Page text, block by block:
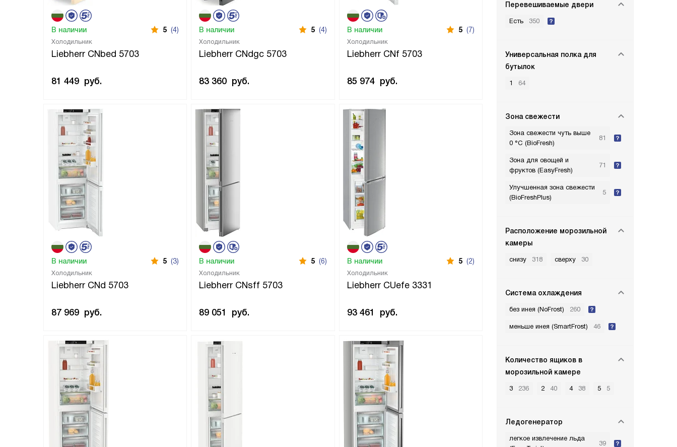
Перевешиваемые двери
Есть 350
Универсальная полка для
бутылок
1 64
Зона свежести
Зона свежести чуть выше
0 °С (BioFresh)
81
Зона для овощей и
фруктов (EasyFresh)
71
Улучшенная зона свежести
(BioFreshPlus)
5
Расположение морозильной
камеры
снизу 318 сверху 30
Система охлаждения
без инея (NoFrost) 260
меньше инея (SmartFrost) 46
Количество ящиков в
морозильной камере
3 236 2 40 4 38 5 5
Ледогенератор
легкое извлечение льда
39
Холодильник
Liebherr CNbed 5703
В наличии 5 (4)
81 449 руб.
Холодильник
Liebherr CNdgc 5703
В наличии 5 (4)
83 360 руб.
Холодильник
Liebherr CNf 5703
В наличии 5 (7)
85 974 руб.
Холодильник
Liebherr CNd 5703
В наличии 5 (3)
87 969 руб.
Холодильник
Liebherr CNsff 5703
В наличии 5 (6)
89 051 руб.
Холодильник
Liebherr CUefe 3331
В наличии 5 (2)
93 461 руб.